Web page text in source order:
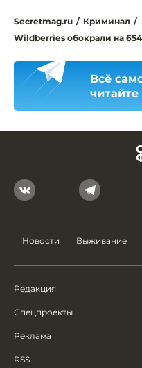
Secretmag.ru / Криминал /
Wildberries обокрали на
Всё
Новости Выживание
Редакция
Спецпроекты
Реклама
RSS